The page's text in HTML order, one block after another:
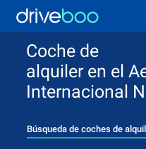
Coche de
alquiler en el
Internacional
Búsqueda de coches de